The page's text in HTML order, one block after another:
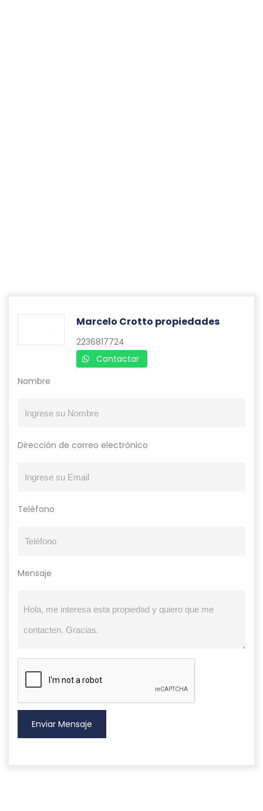
Marcelo Crotto propiedades
2236817724
Contactar
Nombre
Dirección de correo electrónico
Teléfono
Mensaje
Enviar Mensaje